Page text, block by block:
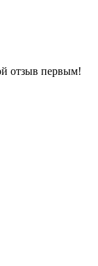
отзыв первым!